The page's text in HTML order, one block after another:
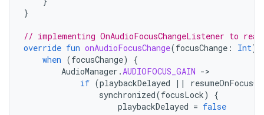
}
// implementing OnAudioFocusChangeListener to
override fun onAudioFocusChange(focusChange : Int)
when (focusChange)
{
AudioManager .AUDIOFOCUS_GAIN -
if (playbackDelayed ||
synchronized(focusLock)
{
playbackDelayed = false